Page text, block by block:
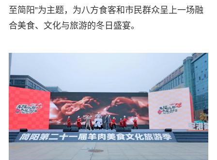
至简阳”为主题，为八方食客和市民群众呈上一场融
合美食、文化与旅游的冬日盛宴。